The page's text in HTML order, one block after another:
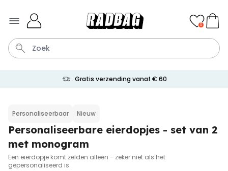
Personaliseerbaar
Aperol Spritz Glas met Naam
Gegraveerd
16,99 €
0
Gratis verzending vanaf € 60
Personaliseerbaar Nieuw
Personaliseerbare eierdopjes - set van 2
met monogram
Een eierdopje komt zelden alleen - zeker niet als het
gepersonaliseerd is.